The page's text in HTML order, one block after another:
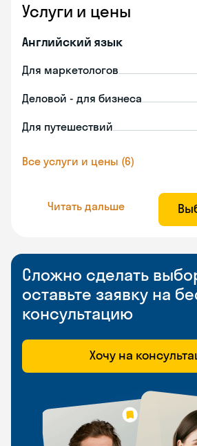
Услуги и цены
Английский язык
Для маркетологов
Деловой - для бизнеса
Для путешествий
Все услуги и цены (6)
Читать дальше
Сложно сделать
оставьте заявку на
консультацию
Хочу на